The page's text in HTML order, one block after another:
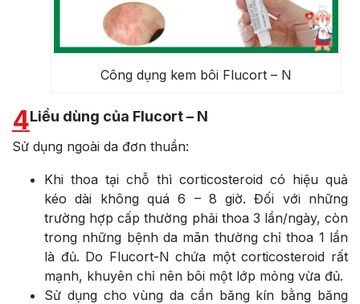
Công dụng kem bôi Flucort – N
4Liều dùng của Flucort – N
Sử dụng ngoài da đơn thuần:
Khi thoa tại chỗ thì corticosteroid có hiệu quả
kéo dài không quá 6 – 8 giờ. Đối với những
trường hợp cấp thường phải thoa 3 lần/ngày, còn
trong những bệnh da mãn thường chỉ thoa 1 lần
là đủ. Do Flucort-N chứa một corticosteroid rất
mạnh, khuyên chỉ nên bôi một lớp mỏng vừa đủ.
Sử dụng cho vùng da cần băng kín bằng băng